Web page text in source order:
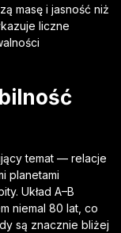
masę i jasność niż
liczne
temat — relacje
planetami
Układ A–B
niemal 80 lat, co
są znacznie bliżej